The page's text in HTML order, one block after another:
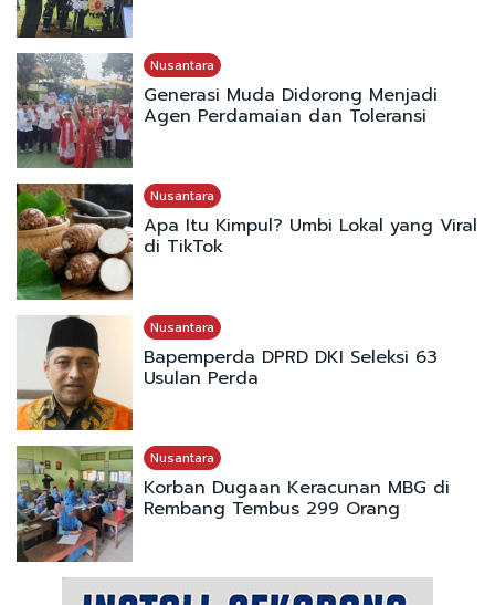
Nusantara
Generasi Muda Didorong Menjadi
Agen Perdamaian dan Toleransi
Nusantara
Apa Itu Kimpul? Umbi Lokal yang Viral
di TikTok
Nusantara
Bapemperda DPRD DKI Seleksi 63
Usulan Perda
Nusantara
Korban Dugaan Keracunan MBG di
Rembang Tembus 299 Orang